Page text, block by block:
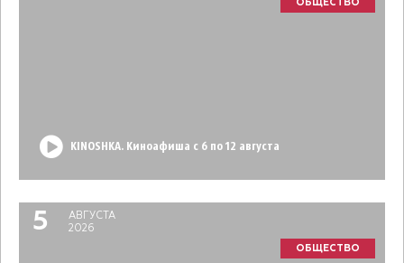
ОБЩЕСТВО
KINOSHKA. Киноафиша с 6 по 12 августа
5
АВГУСТА
2026
ОБЩЕСТВО